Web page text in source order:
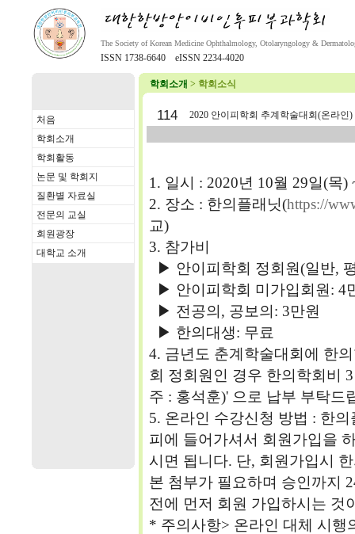
The Society of Korean Medicine Ophthalmology, Otolaryngology &
ISSN 1738-6640 eISSN 2234-4020
처음
학회소개
학회활동
논문 및 학회지
질환별 자료실
전문의 교실
회원광장
대학교 소개
학회소개 > 학회소식
114 2020 안이피학회 추계학술대회(온라인
1. 일시 : 2020년 10월 29일(목)
2. 장소 : 한의플래닛(https://
교)
3. 참가비
▶ 안이피학회 정회원(일반,
▶ 안이피학회 미가입회원: 4
▶ 전공의, 공보의: 3만원
▶ 한의대생: 무료
4. 금년도 춘계학술대회에 한
회 정회원인 경우 한의학회비
주 : 홍석훈)' 으로 납부 부탁드
5. 온라인 수강신청 방법 : 한의
피에 들어가셔서 회원가입을
시면 됩니다. 단, 회원가입시
본 첨부가 필요하며 승인까지
전에 먼저 회원 가입하시는 것
* 주의사항> 온라인 대체 시행